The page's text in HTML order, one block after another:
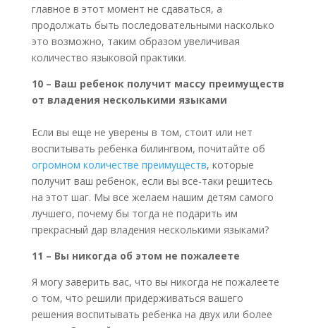
главное в этот момент не сдаваться, а
продолжать быть последовательными насколько
это возможно, таким образом увеличивая
количество языковой практики.
10 – Ваш ребенок получит массу преимуществ
от владения несколькими языками
Если вы еще не уверены в том, стоит или нет
воспитывать ребенка билингвом, почитайте об
огромном количестве преимуществ, которые
получит ваш ребенок, если вы все-таки решитесь
на этот шаг. Мы все желаем нашим детям самого
лучшего, почему бы тогда не подарить им
прекрасный дар владения несколькими языками?
11 – Вы никогда об этом не пожалеете
Я могу заверить вас, что вы никогда не пожалеете
о том, что решили придерживаться вашего
решения воспитывать ребенка на двух или более